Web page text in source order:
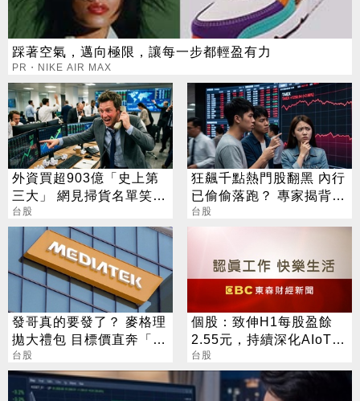
踩著空氣，邁向極限，讓每一步都輕盈有力
PR・NIKE AIR MAX
外資買超903億「史上第
三大」 網見掃貨名單笑：
不懂在幹嘛
台股
狂飆千點熱門股翻黑 內行
已偷偷落跑？ 專家揭背後
警訊
台股
發哥真的要發了？ 麥格理
拋大禮包 目標價直奔「1
萬塊」
台股
個股：致伸H1每股盈餘
2.55元，持續深化AIoT、
AI智慧監控、機器人與車
用佈局
台股